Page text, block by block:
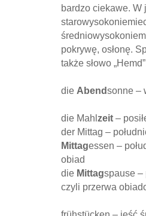
bardzo ciekawe. W
pokrywę, osłonę.
także słowo
die Abendsonne –
die Mahl zeit–
der Mittag –
Mittagessen –
obiad
die Mittagspause –
czyli przerwa